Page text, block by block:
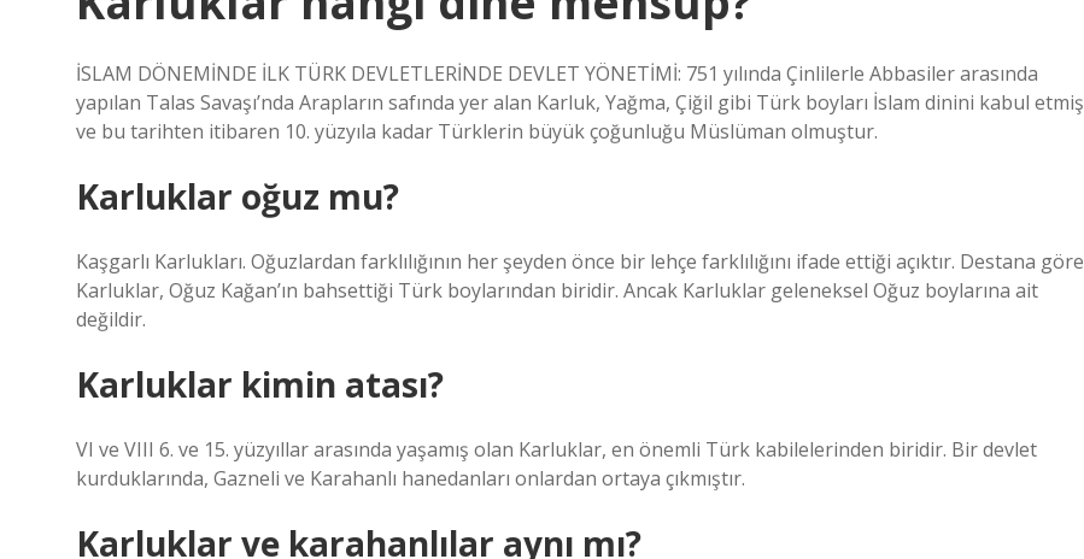
İSLAM DÖNEMİNDE İLK TÜRK DEVLETLERİNDE DEVLET YÖNETİMİ: 751 yılında Çinlilerle Abbasiler arasında
yapılan Talas Savaşı’nda Arapların safında yer alan Karluk, Yağma, Çiğil gibi Türk boyları İslam dinini kabul etmiş
ve bu tarihten itibaren 10. yüzyıla kadar Türklerin büyük çoğunluğu Müslüman olmuştur.
Karluklar oğuz mu?
Kaşgarlı Karlukları. Oğuzlardan farklılığının her şeyden önce bir lehçe farklılığını ifade ettiği açıktır. Destana göre
Karluklar, Oğuz Kağan’ın bahsettiği Türk boylarından biridir. Ancak Karluklar geleneksel Oğuz boylarına ait
değildir.
Karluklar kimin atası?
VI ve VIII 6. ve 15. yüzyıllar arasında yaşamış olan Karluklar, en önemli Türk kabilelerinden biridir. Bir devlet
kurduklarında, Gazneli ve Karahanlı hanedanları onlardan ortaya çıkmıştır.
Karluklar ve karahanlılar aynı mı?